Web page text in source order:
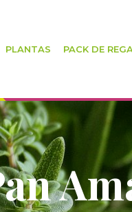
PLANTAS PACK DE